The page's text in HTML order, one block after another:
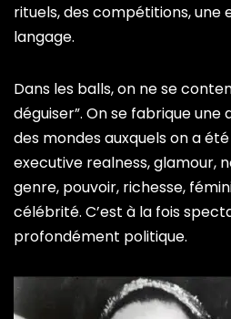
rituels, des compétitions, une
langage.
Dans les balls, on ne se
déguiser”. On se fabrique
des mondes auxquels on a
executive realness, glamour,
genre, pouvoir, richesse,
célébrité. C’est à la fois
profondément politique.